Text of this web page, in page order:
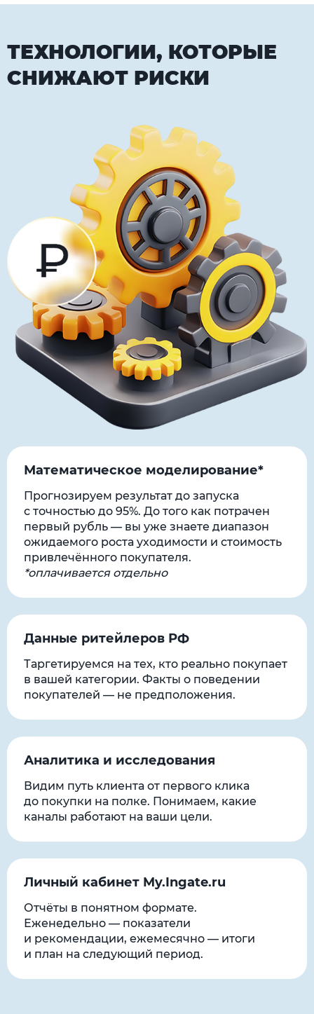
ТЕХНОЛОГИИ, КОТОРЫЕ
СНИЖАЮТ РИСКИ
Математическое моделирование*
Прогнозируем результат до запуска
с точностью до 95%. До того как потрачен
первый рубль — вы уже знаете диапазон
ожидаемого роста уходимости и стоимость
привлечённого покупателя.
*оплачивается отдельно
Данные ритейлеров РФ
Таргетируемся на тех, кто реально покупает
в вашей категории. Факты о поведении
покупателей — не предположения.
Аналитика и исследования
Видим путь клиента от первого клика
до покупки на полке. Понимаем, какие
каналы работают на ваши цели.
Личный кабинет My.Ingate.ru
Отчёты в понятном формате.
Еженедельно — показатели
и рекомендации, ежемесячно — итоги
и план на следующий период.